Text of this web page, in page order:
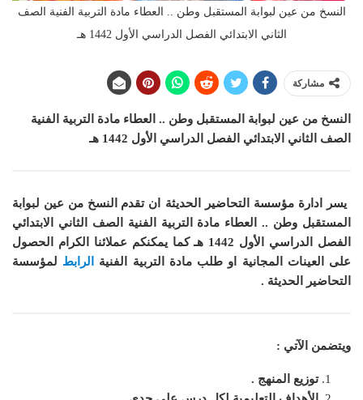
النسخ من عين لبوابة المستقبل وطن .. العطاء مادة التربية الفنية الصف
الثاني الابتدائي الفصل الدراسي الأول 1442 هـ
مشاركة
النسخ من عين لبوابة المستقبل وطن .. العطاء مادة التربية الفنية
الصف الثاني الابتدائي الفصل الدراسي الأول 1442 هـ
يسر ادارة مؤسسة التحاضير الحديثة ان تقدم النسخ من عين لبوابة
المستقبل وطن .. العطاء مادة التربية الفنية الصف الثاني الابتدائي
الفصل الدراسي الأول 1442 هـ
كما يمكنكم عملائنا الكرام الحصول
على العينات المجانية او طلب مادة التربية الفنية
الرابط لمؤسسة
التحاضير الحديثة .
ويتضمن الآتي :
توزيع المنهج .